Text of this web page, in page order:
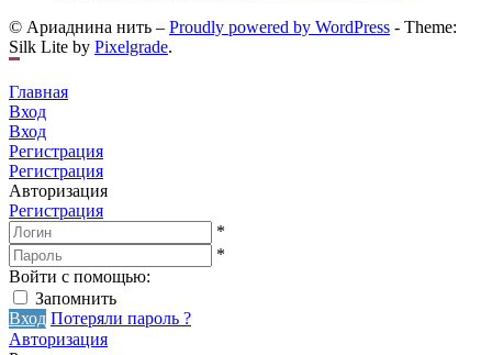
© Ариаднина нить – Proudly powered by WordPress - Theme:
Silk Lite by Pixelgrade.
Главная
Вход
Вход
Регистрация
Регистрация
Авторизация
Регистрация
*
*
Войти с помощью:
Запомнить
Вход Потеряли пароль ?
Авторизация